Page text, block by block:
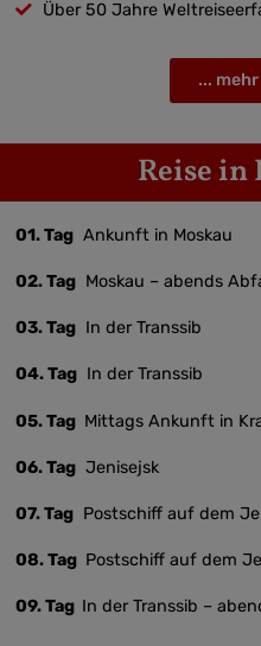
Über 50 Jahre
...
Reise
01. Tag Ankunft in Moskau
02. Tag Moskau – abends
03. Tag In der Transsib
04. Tag In der Transsib
05. Tag Mittags Ankunft in
06. Tag Jenisejsk
07. Tag Postschiff auf dem
08. Tag Postschiff auf dem
09. Tag In der Transsib –